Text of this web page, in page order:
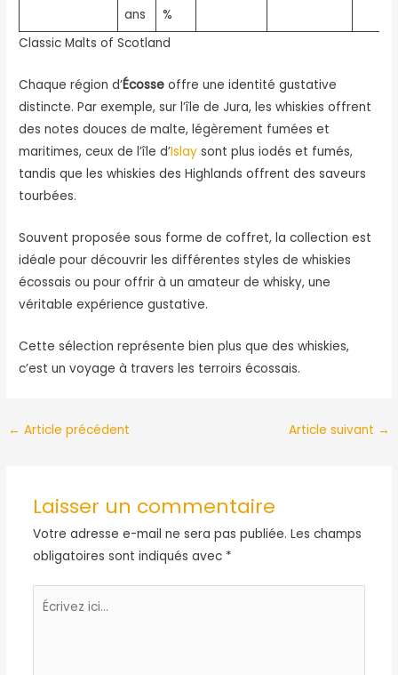
ans
%
Classic Malts of Scotland
Chaque région d’Écosse offre une identité gustative
distincte. Par exemple, sur l’île de Jura, les whiskies offrent
des notes douces de malte, légèrement fumées et
maritimes, ceux de l’île d’Islay sont plus iodés et fumés,
tandis que les whiskies des Highlands offrent des saveurs
tourbées.
Souvent proposée sous forme de coffret, la collection est
idéale pour découvrir les différentes styles de whiskies
écossais ou pour offrir à un amateur de whisky, une
véritable expérience gustative.
Cette sélection représente bien plus que des whiskies,
c’est un voyage à travers les terroirs écossais.
Navigation
← Article précédent Article suivant →
Laisser un commentaire
Votre adresse e-mail ne sera pas publiée. Les champs
obligatoires sont indiqués avec *
Écrivez